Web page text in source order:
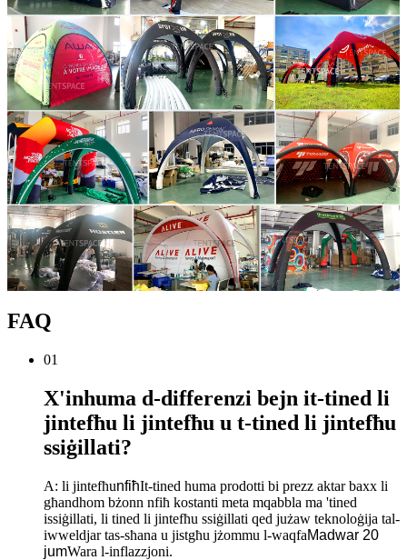
FAQ
01
X'inhuma d-differenzi bejn it-tined li
jintefħu li jintefħu u t-tined li jintefħu
ssiġillati?
A: li jintefħunfiħIt-tined huma prodotti bi prezz aktar baxx li
għandhom bżonn nfiħ kostanti meta mqabbla ma 'tined
issiġillati, li tined li jintefħu ssiġillati qed jużaw teknoloġija tal-
iwweldjar tas-sħana u jistgħu jżommu l-waqfaMadwar 20
jumWara l-inflazzjoni.